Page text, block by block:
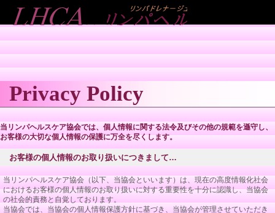
Privacy Policy
当リンパヘルスケア協会では、個人情報に関する法令及びその他の規範を遜守し、
お客様の大切な個人情報の保護に万全を尽くします。
お客様の個人情報のお取り扱いにつきまして…
当リンパヘルスケア協会（以下、当協会といいます）は、現在の高度情報化社会
におけるお客様の個人情報のお取り扱いに対する重要性を十分に認識し、当協会
の社会的責務と自覚しております。
当協会では、当協会の個人情報保護方針に基づき、当協会が管理させていただき